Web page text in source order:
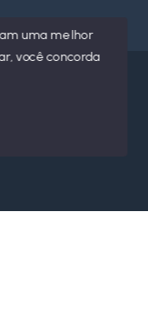
os direitos
uma melhor
você concorda